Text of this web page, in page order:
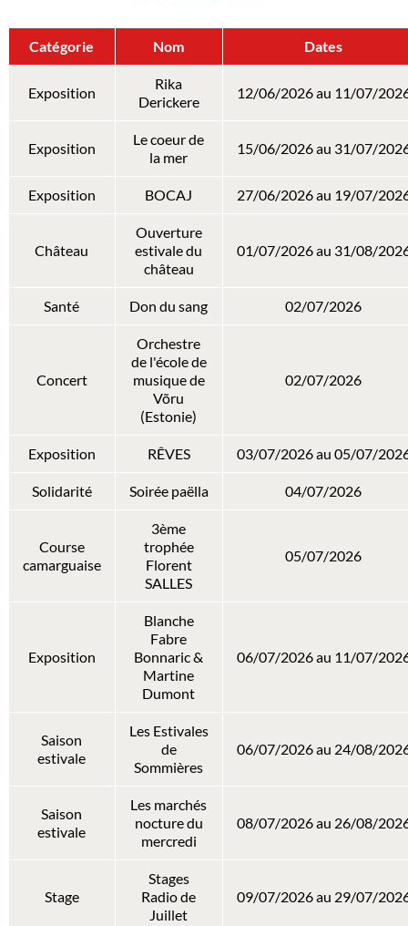
Catégorie Nom Dates
Exposition
Rika
Derickere
12/06/2026 au 11/07/
Exposition
Le coeur de
la mer
15/06/2026 au 31/07/
Exposition BOCAJ 27/06/2026 au 19/07/
Château
Ouverture
estivale du
château
01/07/2026 au 31/08/
Santé Don du sang 02/07/2026
Concert
Orchestre
de l'école de
musique de
Võru
(Estonie)
02/07/2026
Exposition RÊVES 03/07/2026 au 05/07/
Solidarité Soirée paëlla 04/07/2026
Course
camarguaise
3ème
trophée
Florent
SALLES
05/07/2026
Exposition
Blanche
Fabre
Bonnaric &
Martine
Dumont
06/07/2026 au 11/07/
Saison
estivale
Les Estivales
de
Sommières
06/07/2026 au 24/08/
Saison
estivale
Les marchés
nocture du
mercredi
08/07/2026 au 26/08/
Stage
Stages
Radio de
Juillet
09/07/2026 au 29/07/